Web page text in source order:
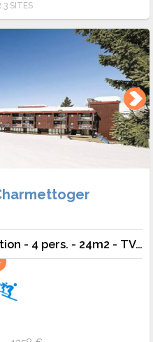
3 SITES
Studio 4 personnes - Sélection - 4 pers. - 24m2 - TV - Animaux admis